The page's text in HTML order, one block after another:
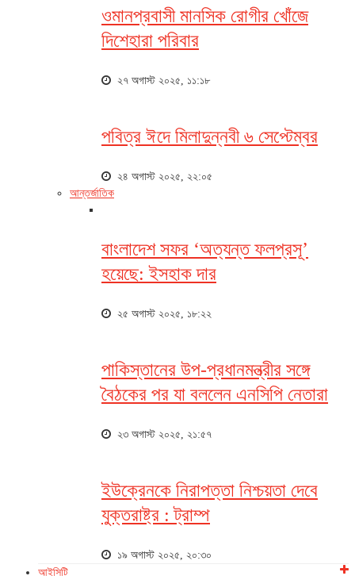
ওমানপ্রবাসী মানসিক রোগীর খোঁজে
দিশেহারা পরিবার
২৭ অগাস্ট ২০২৫, ১১:১৮
পবিত্র ঈদে মিলাদুন্নবী ৬ সেপ্টেম্বর
২৪ অগাস্ট ২০২৫, ২২:০৫
আন্তর্জাতিক
বাংলাদেশ সফর ‘অত্যন্ত ফলপ্রসূ’
হয়েছে: ইসহাক দার
২৫ অগাস্ট ২০২৫, ১৮:২২
পাকিস্তানের উপ-প্রধানমন্ত্রীর সঙ্গে
বৈঠকের পর যা বললেন এনসিপি নেতারা
২৩ অগাস্ট ২০২৫, ২১:৫৭
ইউক্রেনকে নিরাপত্তা নিশ্চয়তা দেবে
যুক্তরাষ্ট্র : ট্রাম্প
১৯ অগাস্ট ২০২৫, ২০:৩০
আইসিটি